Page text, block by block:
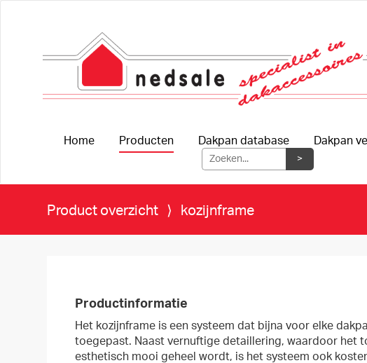
Home Producten Dakpan database Dakpan
Product overzicht ⟩ kozijnframe
Productinformatie
Het kozijnframe is een systeem dat bijna voor elke
toegepast. Naast vernuftige detaillering, waardoor het
esthetisch mooi geheel wordt, is het systeem ook